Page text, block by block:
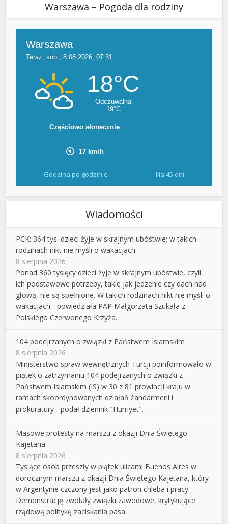
Warszawa – Pogoda dla rodziny
Godzina po godzinie Na 45 dni
Wiadomości
PCK: 364 tys. dzieci żyje w skrajnym ubóstwie; w takich
rodzinach nikt nie myśli o wakacjach
8 sierpnia 2026
Ponad 360 tysięcy dzieci żyje w skrajnym ubóstwie, czyli
ich podstawowe potrzeby, takie jak jedzenie czy dach nad
głową, nie są spełnione. W takich rodzinach nikt nie myśli o
wakacjach - powiedziała PAP Małgorzata Szukała z
Polskiego Czerwonego Krzyża.
104 podejrzanych o związki z Państwem Islamskim
8 sierpnia 2026
Ministerstwo spraw wewnętrznych Turcji poinformowało w
piątek o zatrzymaniu 104 podejrzanych o związki z
Państwem Islamskim (IS) w 30 z 81 prowincji kraju w
ramach skoordynowanych działań żandarmerii i
prokuratury - podał dziennik "Hurriyet".
Masowe protesty na marszu z okazji Dnia Świętego
Kajetana
8 sierpnia 2026
Tysiące osób przeszły w piątek ulicami Buenos Aires w
dorocznym marszu z okazji Dnia Świętego Kajetana, który
w Argentynie czczony jest jako patron chleba i pracy.
Demonstrację zwołały związki zawodowe, krytykujące
rządową politykę zaciskania pasa.